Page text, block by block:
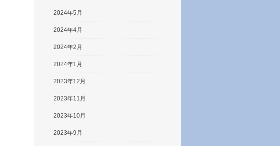
2024年5月
2024年4月
2024年2月
2024年1月
2023年12月
2023年11月
2023年10月
2023年9月